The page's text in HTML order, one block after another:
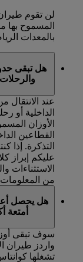
لن تقوم
المسموح بها
بالمعدات
هل تبقى
والرحلات
عند
الداخلية أو
الأوزان
التذكرة. إذا
عليكم إبراز
الاستثناءات
من
هل يحصل
أمتعة
سوف تبقى
واردز طيران
تشغلها